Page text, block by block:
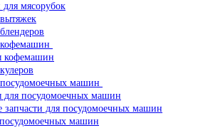
мясорубок
кофемашин
кофемашин
посудомоечных машин
для посудомоечных машин
запчасти для посудомоечных машин
машин